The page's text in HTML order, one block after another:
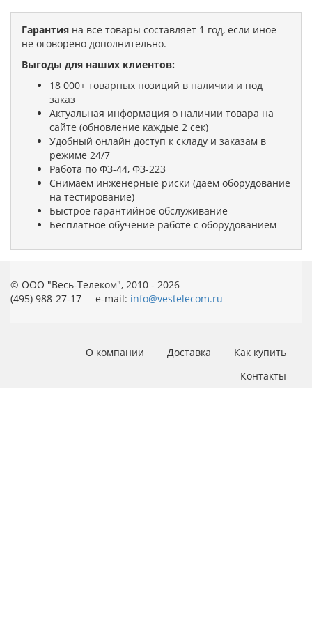
Гарантия на все товары составляет 1 год, если иное
не оговорено дополнительно.
Выгоды для наших клиентов:
18 000+ товарных позиций в наличии и под
заказ
Актуальная информация о наличии товара на
сайте (обновление каждые 2 сек)
Удобный онлайн доступ к складу и заказам в
режиме 24/7
Работа по ФЗ-44, ФЗ-223
Снимаем инженерные риски (даем оборудование
на тестирование)
Быстрое гарантийное обслуживание
Бесплатное обучение работе с оборудованием
© ООО "Весь-Телеком", 2010 - 2026
(495) 988-27-17 e-mail: info@vestelecom.ru
О компании Доставка
Как купить
Контакты